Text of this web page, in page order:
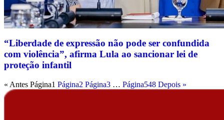
“Liberdade de expressão não pode ser confundida
com violência”, afirma Lula ao sancionar lei de
proteção infantil
« Antes Página1 Página2 Página3 … Página548 Depois »